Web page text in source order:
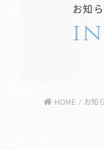
お知
HOME ⁄ お知